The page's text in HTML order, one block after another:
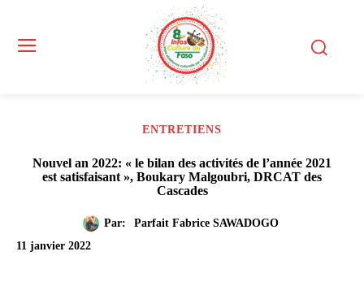
ENTRETIENS
Nouvel an 2022: « le bilan des activités de l’année 2021
est satisfaisant », Boukary Malgoubri, DRCAT des
Cascades
Par:
Parfait Fabrice SAWADOGO
11 janvier 2022